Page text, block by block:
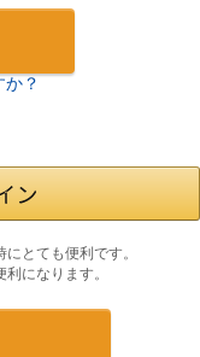
？
とても便利です。
になります。